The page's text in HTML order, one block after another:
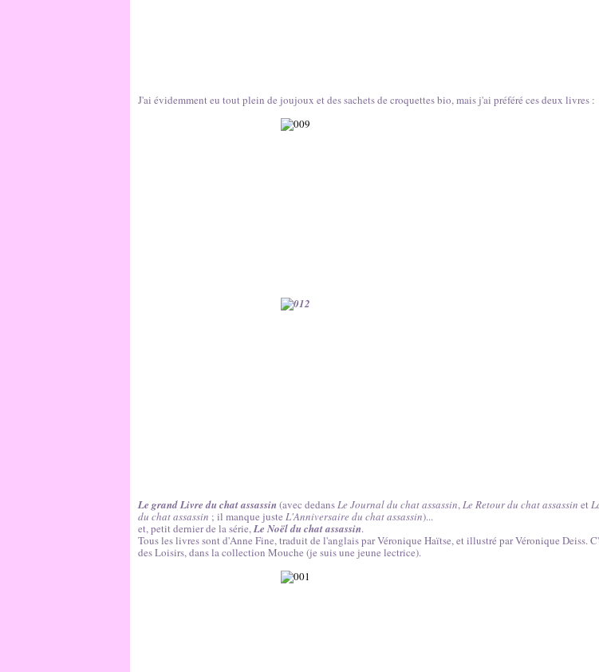
J'ai évidemment eu tout plein de joujoux et des sachets de croquettes bio, mais j'ai préféré ces deux livres :
Le grand Livre du chat assassin(avec dedansLe Journal du chat assassin,Le Retour du chat assassin et
du chat assassin ; il manque juste L'Anniversaire du chat assassin)...
et, petit dernier de la série,Le Noël du chat assassin.
Tous les livres sont d'Anne Fine, traduit de l'anglais par Véronique Haïtse, et illustré par Véronique Deiss.
des Loisirs, dans la collection Mouche (je suis une jeune lectrice).